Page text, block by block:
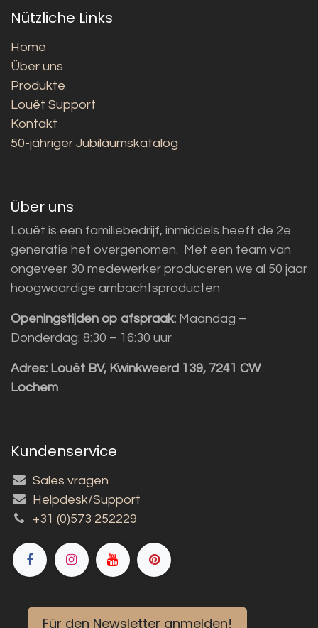
Nützliche Links
Home
Über uns
Produkte
Louët Support
Kontakt
50-jähriger Jubiläumskatalog
Über uns
Louët is een familiebedrijf, inmiddels heeft de 2e
generatie het overgenomen. Met een team van
ongeveer 30 medewerker produceren we al 50 jaar
hoogwaardige ambachtsproducten
Openingstijden op afspraak: Maandag –
Donderdag: 8:30 – 16:30 uur
Adres: Louët BV, Kwinkweerd 139, 7241 CW
Lochem
Kundenservice
Sales vragen
Helpdesk/Support
+31 (0)573 252229
Für den Newsletter anmelden!